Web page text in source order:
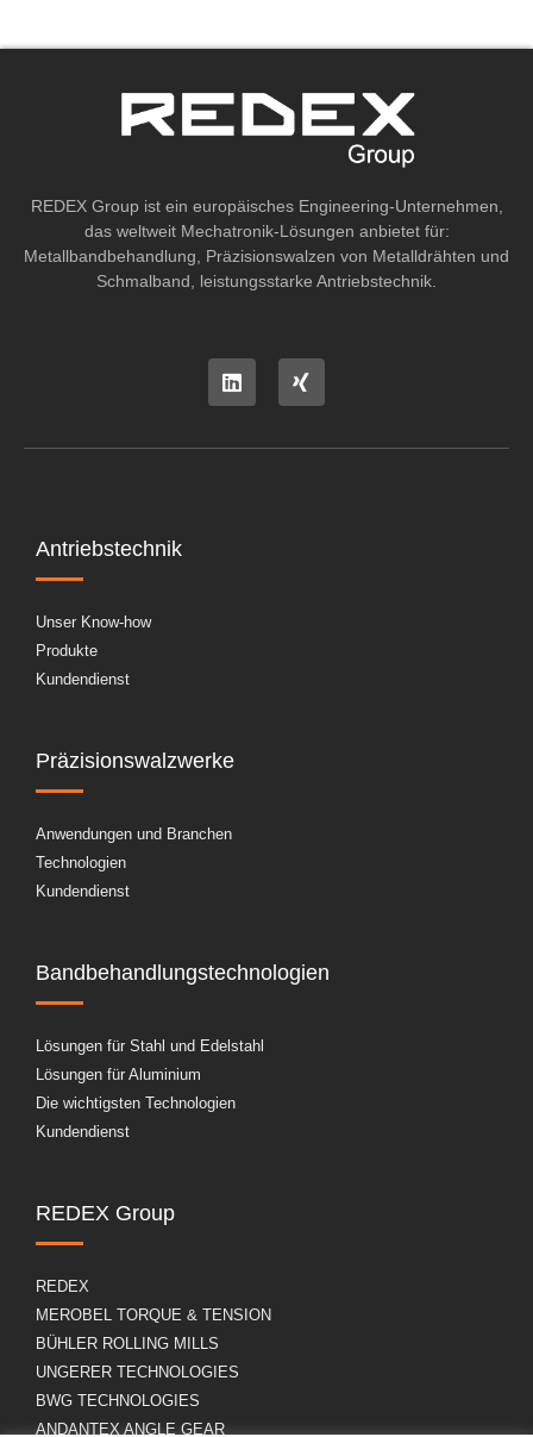
REDEX Group ist ein europäisches Engineering-Unternehmen,
das weltweit Mechatronik-Lösungen anbietet für:
Metallbandbehandlung, Präzisionswalzen von Metalldrähten und
Schmalband, leistungsstarke Antriebstechnik.
Antriebstechnik
Unser Know-how
Produkte
Kundendienst
Präzisionswalzwerke
Anwendungen und Branchen
Technologien
Kundendienst
Bandbehandlungstechnologien
Lösungen für Stahl und Edelstahl
Lösungen für Aluminium
Die wichtigsten Technologien
Kundendienst
REDEX Group
REDEX
MEROBEL TORQUE & TENSION
BÜHLER ROLLING MILLS
UNGERER TECHNOLOGIES
BWG TECHNOLOGIES
ANDANTEX ANGLE GEAR